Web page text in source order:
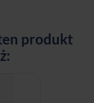
produkt